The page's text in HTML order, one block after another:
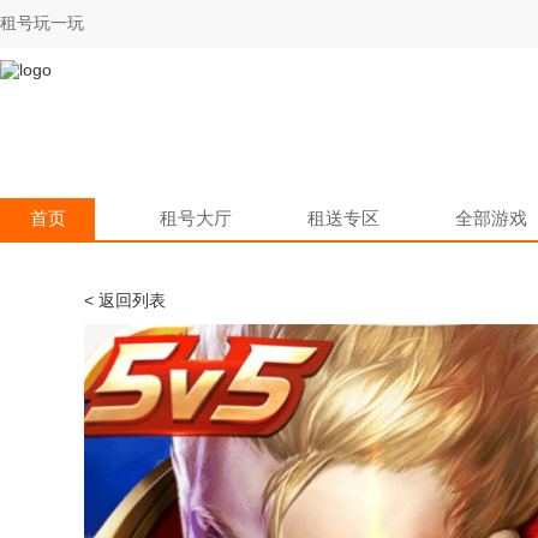
租号玩一玩
首页 租号大厅 租送专区 全部游戏
< 返回列表